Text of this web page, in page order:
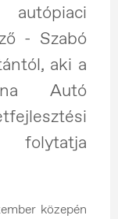
- Szabó
aki a
Autó
folytatja
közepén